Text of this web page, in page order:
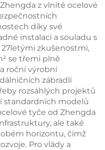
z vlnité ocelové
díky své
instalaci a souladu s
zkušenostmi,
se třemi plně
roční výrobní
zábradlí
rozsáhlých projektů
standardních modelů
tyče od Zhengda
ale také
horizontu, čímž
Pro vlády a